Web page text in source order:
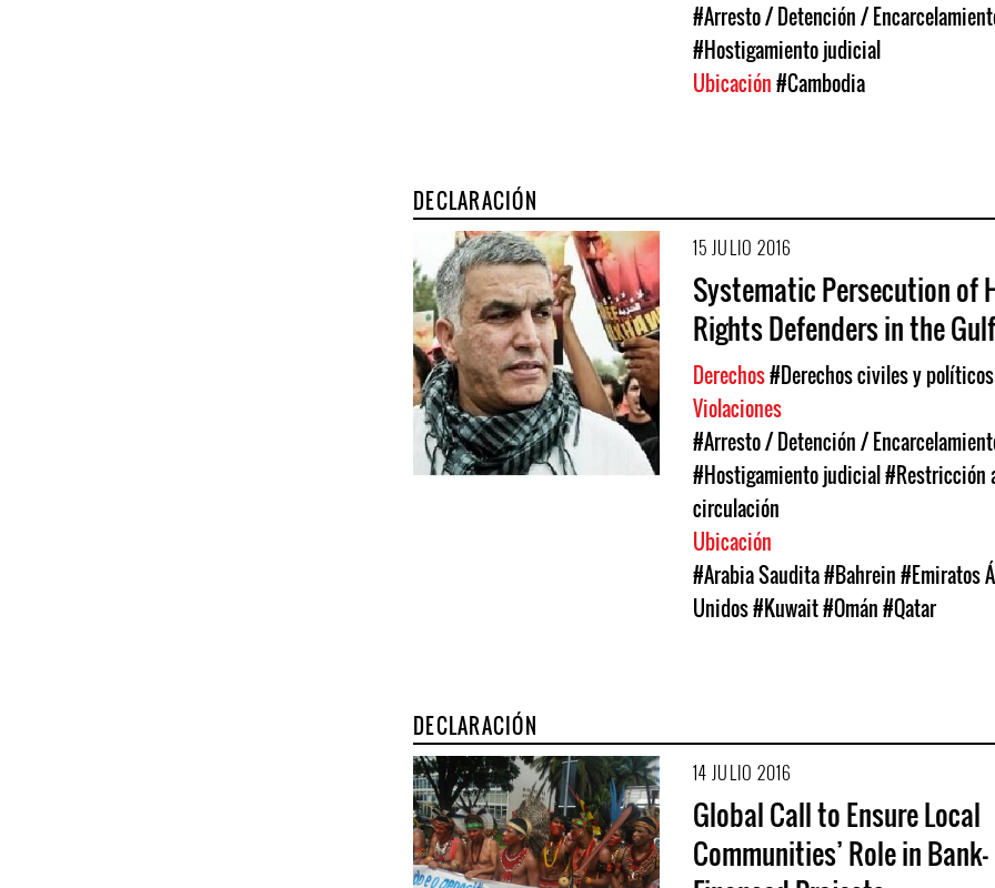
#Arresto / Detención /
#Hostigamiento judicial
Ubicación#Cambodia
DECLARACIÓN
15 JULIO 2016
Systematic Persecution of
Rights Defenders in the Gulf
Derechos#Derechos civiles y políticos
Violaciones
#Arresto / Detención /
#Hostigamiento judicial#Restricción
circulación
Ubicación
#Arabia Saudita#Bahrein#Emiratos
Unidos#Kuwait#Omán#Qatar
DECLARACIÓN
14 JULIO 2016
Global Call to Ensure Local
Communities’ Role in Bank-